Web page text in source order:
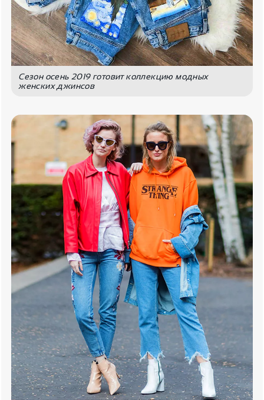
Сезон осень 2019 готовит коллекцию модных
женских джинсов